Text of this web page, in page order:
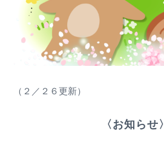
（２／２６更新）
〈お知らせ〉